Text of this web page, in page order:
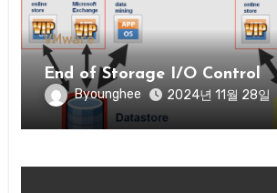
VMware
End of Storage I/O Control
Byounghee 2024년 11월 28일